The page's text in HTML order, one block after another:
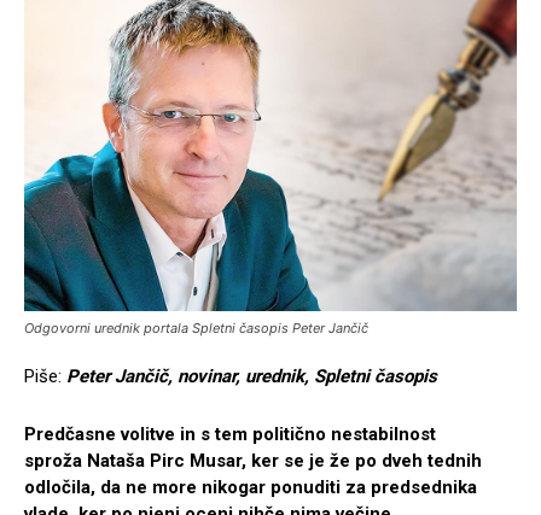
Odgovorni urednik portala Spletni časopis Peter Jančič
Piše: Peter Jančič, novinar, urednik, Spletni časopis
Predčasne volitve in s tem politično nestabilnost
sproža Nataša Pirc Musar, ker se je že po dveh tednih
odločila, da ne more nikogar ponuditi za predsednika